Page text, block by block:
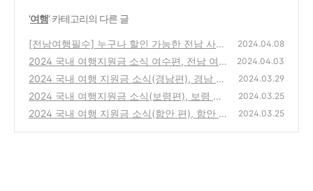
'여행' 카테고리의 다른 글
[전남여행필수] 누구나 할인 가능한 전남 사랑
애 서포터즈, 전남사랑도민증! 지원금, 할인 혜
택, 발급 방법, 누구나 신청 가능!
(140)
2024.04.08
2024 국내 여행지원금 소식 여수편, 전남 여수
일주일 살기, 보름살기, 1인당파격최대지원,
선착순 10팀,지원금 내용 및 신청기간, 및 신청
방법 및 지원대상 선정 기준, 지원 조건, 지원
방식, 입..
(89)
2024.04.03
2024 국내 여행 지원금 소식(경남편), 경남 산
청 한 달 살기 지원금 내용, 신청 기간 및 지원
대상 선정 기준, 신청 방법, 지원 조건, 지원금
지원 방식
2024.03.29
2024 국내 여행지원금 소식(보령편), 보령 한
달 살기 지원금 내용, 지원대상 선정기, 신청방
2024.03.25
2024 국내 여행 지원금 소식(함안 편), 함안 한
2024.03.25